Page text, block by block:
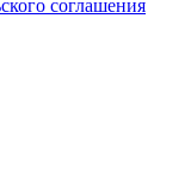
соглашения